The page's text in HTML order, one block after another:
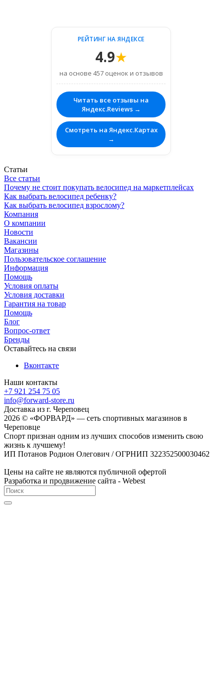
РЕЙТИНГ НА ЯНДЕКСЕ
4.9★
на основе 457 оценок и отзывов
Читать все отзывы на
Яндекс.Reviews →
Смотреть на Яндекс.Картах
→
Статьи
Все статьи
Почему не стоит покупать велосипед на маркетплейсах
Как выбрать велосипед ребенку?
Как выбрать велосипед взрослому?
Компания
О компании
Новости
Вакансии
Магазины
Пользовательское соглашение
Информация
Помощь
Условия оплаты
Условия доставки
Гарантия на товар
Помощь
Блог
Вопрос-ответ
Бренды
Оставайтесь на связи
Вконтакте
Наши контакты
+7 921 254 75 05
info@forward-store.ru
Доставка из г. Череповец
2026 © «ФОРВАРД» — сеть спортивных магазинов в
Череповце
Спорт признан одним из лучших способов изменить свою
жизнь к лучшему!
ИП Потанов Родион Олегович / ОГРНИП 322352500030462
Цены на сайте не являются публичной офертой
Разработка и продвижение сайта - Webest